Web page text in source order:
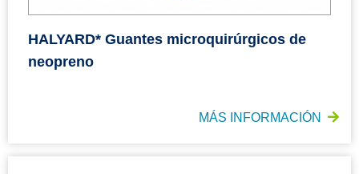
HALYARD* Guantes microquirúrgicos de
neopreno
MÁS INFORMACIÓN